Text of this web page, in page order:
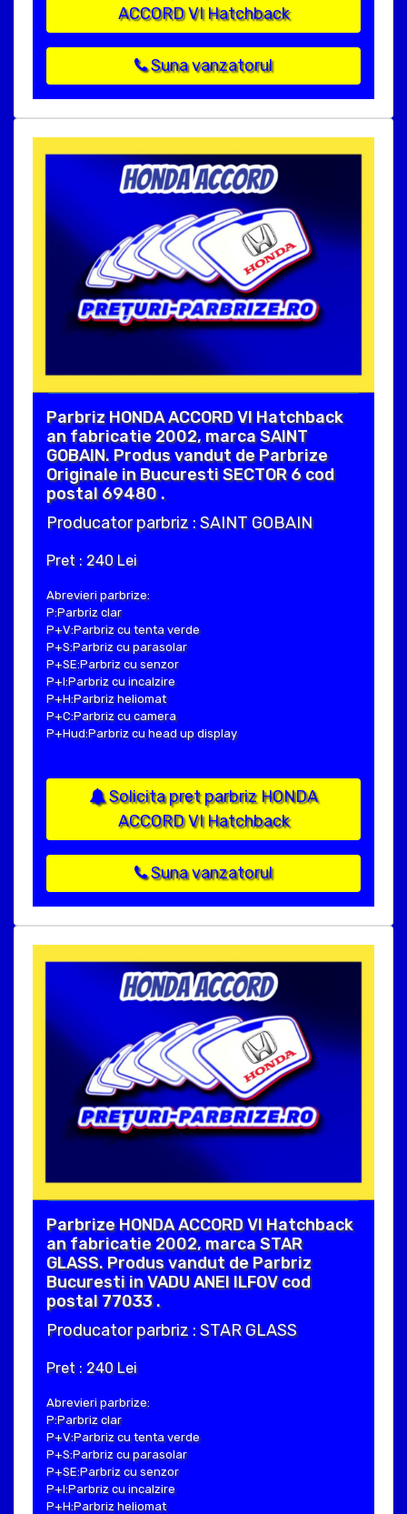
ACCORD VI Hatchback
Suna vanzatorul
Parbriz HONDA ACCORD VI Hatchback
an fabricatie 2002, marca SAINT
GOBAIN. Produs vandut de Parbrize
Originale in Bucuresti SECTOR 6 cod
postal 69480 .
Producator parbriz : SAINT GOBAIN
Pret : 240 Lei
Abrevieri parbrize:
P:Parbriz clar
P+V:Parbriz cu tenta verde
P+S:Parbriz cu parasolar
P+SE:Parbriz cu senzor
P+I:Parbriz cu incalzire
P+H:Parbriz heliomat
P+C:Parbriz cu camera
P+Hud:Parbriz cu head up display
Solicita pret parbriz HONDA
ACCORD VI Hatchback
Suna vanzatorul
Parbrize HONDA ACCORD VI Hatchback
an fabricatie 2002, marca STAR
GLASS. Produs vandut de Parbriz
Bucuresti in VADU ANEI ILFOV cod
postal 77033 .
Producator parbriz : STAR GLASS
Pret : 240 Lei
Abrevieri parbrize:
P:Parbriz clar
P+V:Parbriz cu tenta verde
P+S:Parbriz cu parasolar
P+SE:Parbriz cu senzor
P+I:Parbriz cu incalzire
P+H:Parbriz heliomat